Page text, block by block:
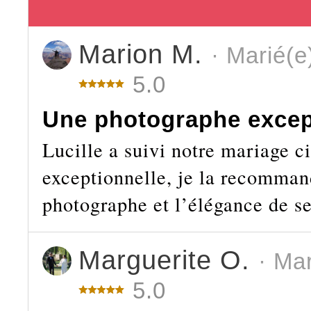
Marion M. ·
5.0
Une photographe
Lucille a suivi notre mariage
exceptionnelle, je la
photographe et l’élégance de
Marguerite O. ·
5.0